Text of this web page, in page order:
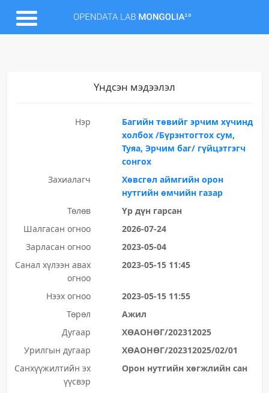
Үндсэн мэдээлэл
Нэр
Багийн төвийг эрчим хүчинд
холбох /Бүрэнтогтох сум,
Туяа, Эрчим баг/ гүйцэтгэгч
сонгох
Захиалагч
Хөвсгөл аймгийн орон
нутгийн өмчийн газар
Төлөв
Үр дүн гарсан
Шалгасан огноо
2026-07-24
Зарласан огноо
2023-05-04
Санал хүлээн авах
огноо
2023-05-15 11:45
Нээх огноо
2023-05-15 11:55
Төрөл
Ажил
Дугаар
ХӨАОНӨГ/202312025
Урилгын дугаар
ХӨАОНӨГ/202312025/02/01
Санхүүжилтийн эх
үүсвэр
Орон нутгийн хөгжлийн сан